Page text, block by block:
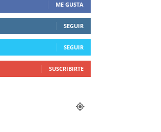
ME GUSTA
SEGUIR
SEGUIR
SUSCRIBIRTE